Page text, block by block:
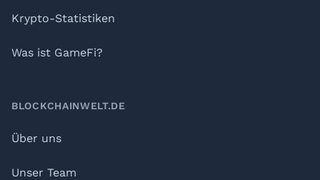
Krypto-Statistiken
Was ist GameFi?
BLOCKCHAINWELT.DE
Über uns
Unser Team